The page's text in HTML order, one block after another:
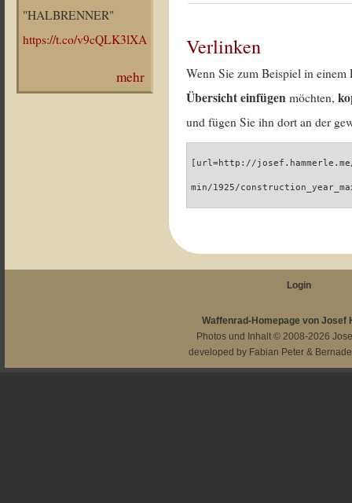
"HALBRENNER"
https://t.co/v9cQLK3lXA
mehr
Verlinken
Wenn Sie zum Beispiel in
Übersicht einfügen möchten,
und fügen Sie ihn dort an der
[url=http://
min/1925/
Login
Waffenrad-Homepage von Josef
Photos und Inhalt © 2008-2026
developed by Fabian Peter &